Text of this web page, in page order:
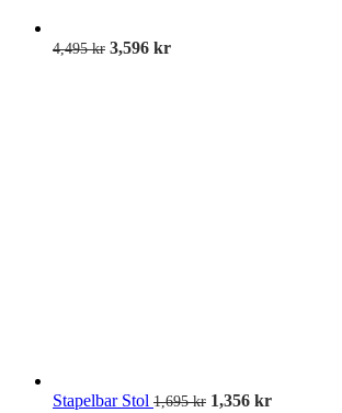
4,495kr 3,596 kr
Stapelbar Stol 1,695kr 1,356 kr